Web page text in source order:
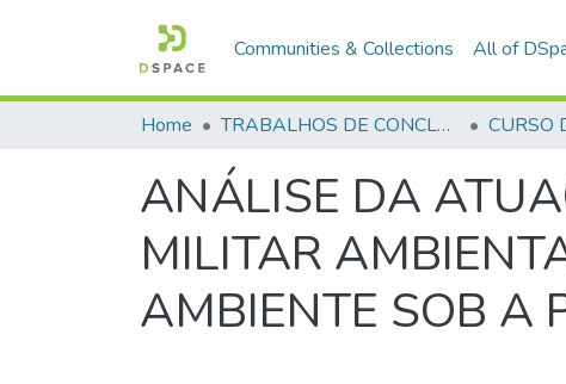
Communities & Collections All of
Home TRABALHOS DE CONCLUSÃO DE CURSO - CFP (CURSO DE FORMAÇÃO DE PRAÇAS)
ANÁLISE DA
MILITAR
AMBIENTE SOB A